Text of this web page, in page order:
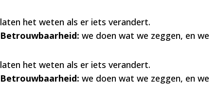
laten het weten als er iets verandert.
Betrouwbaarheid: we doen wat we zeggen, en we
laten het weten als er iets verandert.
Betrouwbaarheid: we doen wat we zeggen, en we